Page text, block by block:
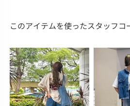
このアイテムを使ったスタッフコ